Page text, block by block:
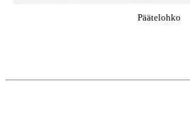
Päätelohko